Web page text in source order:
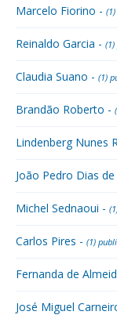
Marcelo Fiorino -
Reinaldo Garcia -
Claudia Suano - (1)
Brandão Roberto -
Lindenberg Nunes
João Pedro Dias
Michel Sednaoui -
Carlos Pires - (1)
Fernanda de
José Miguel